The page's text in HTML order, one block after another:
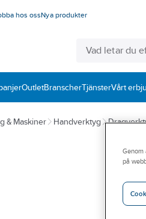
hos ossNya produkter
OutletBranscherTjänsterVårt
& Maskiner Handverktyg
Genom
på